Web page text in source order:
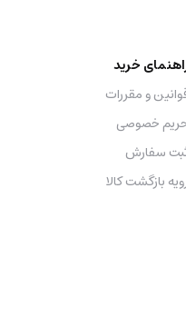
خرید
و مقررات
خصوصی
سفارش
بازگشت کالا